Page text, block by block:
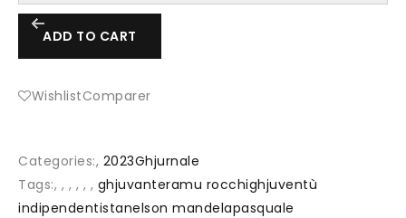
ADD TO CART
WishlistComparer
Categories:, 2023Ghjurnale
Tags:, , , , , , ghjuvanteramu rocchighjuventù
indipendentistanelson mandelapasquale